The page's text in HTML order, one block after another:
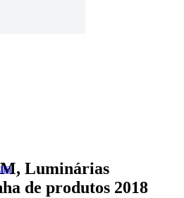
Luminárias
de produtos 2018